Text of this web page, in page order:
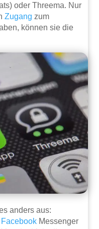
oder Threema. Nur
Zugang zum
können sie die
anders aus:
Facebook Messenger